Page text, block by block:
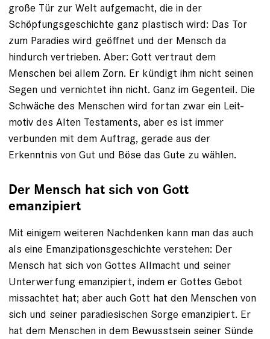
große Tür zur Welt aufgemacht, die in der
Schöpfungsgeschichte ganz ­plastisch wird: Das Tor
zum Paradies wird geöffnet und der Mensch da
hindurch vertrieben. Aber: Gott vertraut dem
Menschen bei allem Zorn. Er kündigt ihm nicht ­seinen
Segen und vernichtet ihn nicht. Ganz im Gegenteil. Die
Schwäche des Menschen wird fortan zwar ein Leit­
motiv des Alten Testaments, aber es ist immer
verbunden mit dem Auftrag, gerade aus der
Erkenntnis von Gut und Böse das Gute zu wählen.
Der Mensch hat sich von Gott
emanzipiert
Mit einigem weiteren Nachdenken kann man das auch
als eine Emanzipationsgeschichte verstehen: Der
Mensch hat sich von Gottes Allmacht und seiner
Unterwerfung emanzipiert, indem er Gottes Gebot
missachtet hat; aber auch Gott hat den Menschen von
sich und seiner paradiesischen Sorge emanzipiert. Er
hat dem Menschen in dem Bewusstsein seiner Sünde